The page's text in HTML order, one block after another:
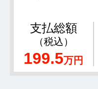
支払総額
（税込）
199.5万円